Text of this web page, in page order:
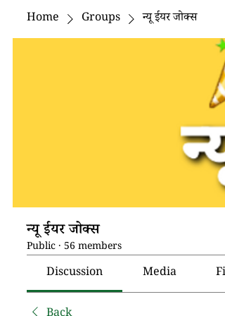
Home Groups न्यू ईयर जोक्स
न्यू ईयर जोक्स
Public · 56 members
Discussion Media